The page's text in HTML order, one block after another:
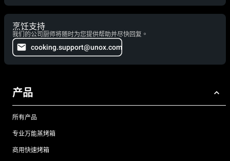
烹饪支持
我们的公司厨师将随时为您提供帮助并尽快回复。
cooking.support@unox.com
产品
所有产品
专业万能蒸烤箱
商用快速烤箱